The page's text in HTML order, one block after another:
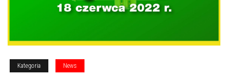
Kategoria News